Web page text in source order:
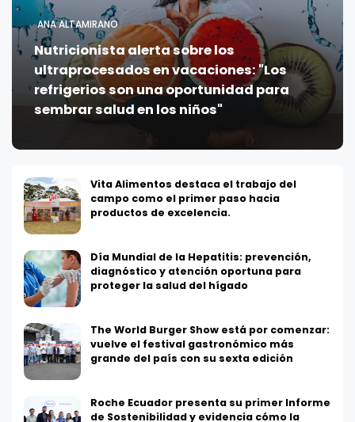
ANA ALTAMIRANO
Nutricionista alerta sobre los
ultraprocesados en vacaciones: "Los
refrigerios son una oportunidad para
sembrar salud en los niños"
Vita Alimentos destaca el trabajo del
campo como el primer paso hacia
productos de excelencia.
Día Mundial de la Hepatitis: prevención,
diagnóstico y atención oportuna para
proteger la salud del hígado
The World Burger Show está por comenzar:
vuelve el festival gastronómico más
grande del país con su sexta edición
Roche Ecuador presenta su primer Informe
de Sostenibilidad y evidencia cómo la